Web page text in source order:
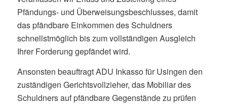
Pfändungs- und Überweisungsbeschlusses, damit
das pfändbare Einkommen des Schuldners
schnellstmöglich bis zum vollständigen Ausgleich
Ihrer Forderung gepfändet wird.
Ansonsten beauftragt ADU Inkasso für Usingen den
zuständigen Gerichtsvollzieher, das Mobiliar des
Schuldners auf pfändbare Gegenstände zu prüfen